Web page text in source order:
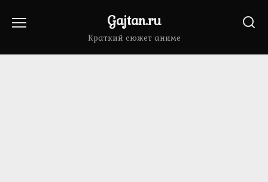
Gajtan.ru
Краткий сюжет аниме